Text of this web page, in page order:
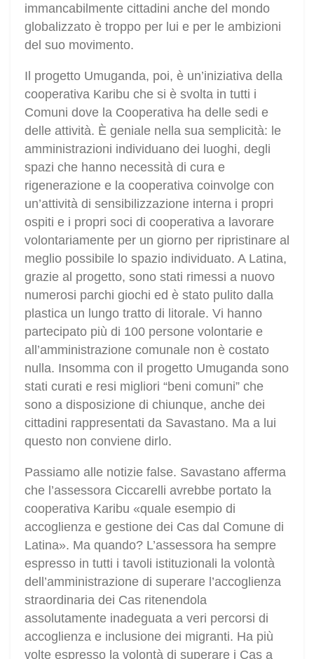
immancabilmente cittadini anche del mondo
globalizzato è troppo per lui e per le ambizioni
del suo movimento.
Il progetto Umuganda, poi, è un’iniziativa della
cooperativa Karibu che si è svolta in tutti i
Comuni dove la Cooperativa ha delle sedi e
delle attività. È geniale nella sua semplicità: le
amministrazioni individuano dei luoghi, degli
spazi che hanno necessità di cura e
rigenerazione e la cooperativa coinvolge con
un’attività di sensibilizzazione interna i propri
ospiti e i propri soci di cooperativa a lavorare
volontariamente per un giorno per ripristinare al
meglio possibile lo spazio individuato. A Latina,
grazie al progetto, sono stati rimessi a nuovo
numerosi parchi giochi ed è stato pulito dalla
plastica un lungo tratto di litorale. Vi hanno
partecipato più di 100 persone volontarie e
all’amministrazione comunale non è costato
nulla. Insomma con il progetto Umuganda sono
stati curati e resi migliori “beni comuni” che
sono a disposizione di chiunque, anche dei
cittadini rappresentati da Savastano. Ma a lui
questo non conviene dirlo.
Passiamo alle notizie false. Savastano afferma
che l’assessora Ciccarelli avrebbe portato la
cooperativa Karibu «quale esempio di
accoglienza e gestione dei Cas dal Comune di
Latina». Ma quando? L’assessora ha sempre
espresso in tutti i tavoli istituzionali la volontà
dell’amministrazione di superare l’accoglienza
straordinaria dei Cas ritenendola
assolutamente inadeguata a veri percorsi di
accoglienza e inclusione dei migranti. Ha più
volte espresso la volontà di superare i Cas a